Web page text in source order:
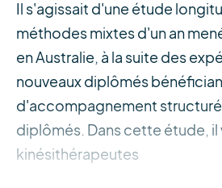
Il s'agissait d'une étude
méthodes mixtes d'un an
en Australie, à la suite des
nouveaux diplômés
d'accompagnement structuré
diplômés. Dans cette étude, il
kinésithérapeutes